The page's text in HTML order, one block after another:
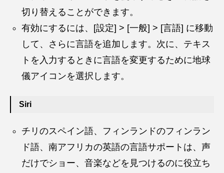
切り替えることができます。
有効にするには、[設定] > [一般] > [言語] に移動
して、さらに言語を追加します。次に、テキス
トを入力するときに言語を変更するために地球
儀アイコンを選択します。
Siri
チリのスペイン語、フィンランドのフィンラン
ド語、南アフリカの英語の言語サポートは、声
だけでショー、音楽などを見つけるのに役立ち